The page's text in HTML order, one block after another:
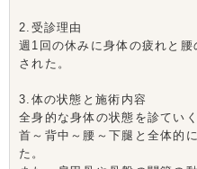
2.受診理由
週1回の休みに身体の疲れと
された。
3.体の状態と施術内容
全身的な身体の状態を診てい
首～背中～腰～下腿と全体的
た。